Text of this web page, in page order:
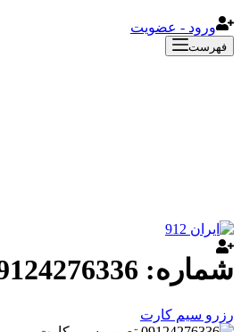
ورود - عضویت
فهرست
شماره: 09124276336
رزرو سیم کارت